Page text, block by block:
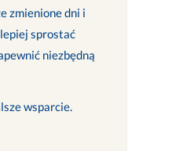
zmienione dni i
sprostać
niezbędną
wsparcie.